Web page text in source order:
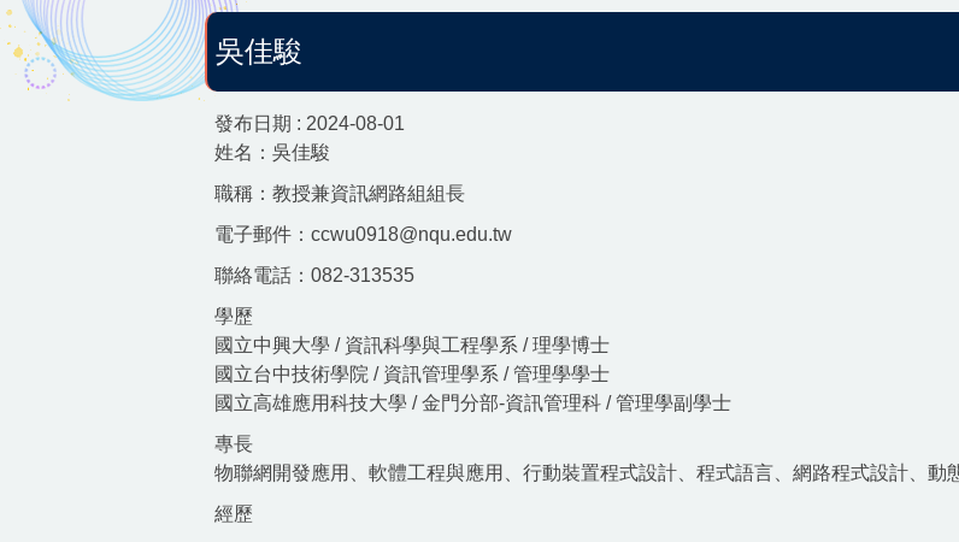
吳佳駿
發布日期 : 2024-08-01
姓名：吳佳駿
職稱：教授兼資訊網路組組長
電子郵件：ccwu0918@nqu.edu.tw
聯絡電話：082-313535
學歷
國立中興大學 / 資訊科學與工程學系 / 理學博士
國立台中技術學院 / 資訊管理學系 / 管理學學士
國立高雄應用科技大學 / 金門分部-資訊管理科 / 管理學副學士
專長
物聯網開發應用、軟體工程與應用、行動裝置程式設計、程式語言、網路程式設計、動
經歷